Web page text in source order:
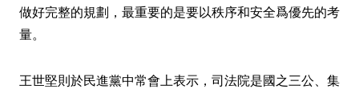
做好完整的規劃，最重要的是要以秩序和安全爲優先的考
量。
王世堅則於民進黨中常會上表示，司法院是國之三公、集